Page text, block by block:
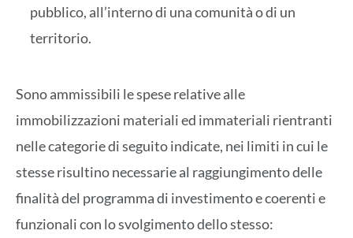
pubblico, all’interno di una comunità o di un
territorio.
Sono ammissibili le spese relative alle
immobilizzazioni materiali ed immateriali rientranti
nelle categorie di seguito indicate, nei limiti in cui le
stesse risultino necessarie al raggiungimento delle
finalità del programma di investimento e coerenti e
funzionali con lo svolgimento dello stesso: